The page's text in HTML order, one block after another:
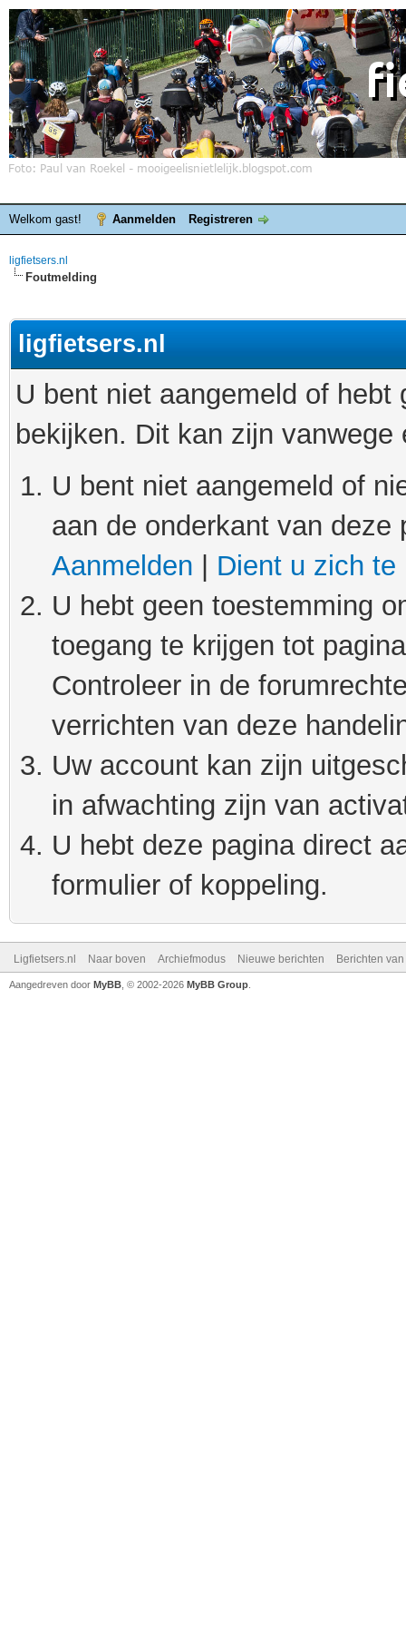
Welkom gast! Aanmelden Registreren
ligfietsers.nl
Foutmelding
ligfietsers.nl
U bent niet aangemeld of
bekijken. Dit kan zijn
U bent niet aangemeld of
aan de onderkant van
Aanmelden
Dient u zich te
U hebt geen toestemming
toegang te krijgen tot
Controleer in de
verrichten van deze
Uw account kan zijn
in afwachting zijn van
U hebt deze pagina direct
formulier of koppeling.
Ligfietsers.nl Naar boven Archiefmodus Nieuwe berichten Berichten
Aangedreven door MyBB , © 2002-2026 MyBB Group